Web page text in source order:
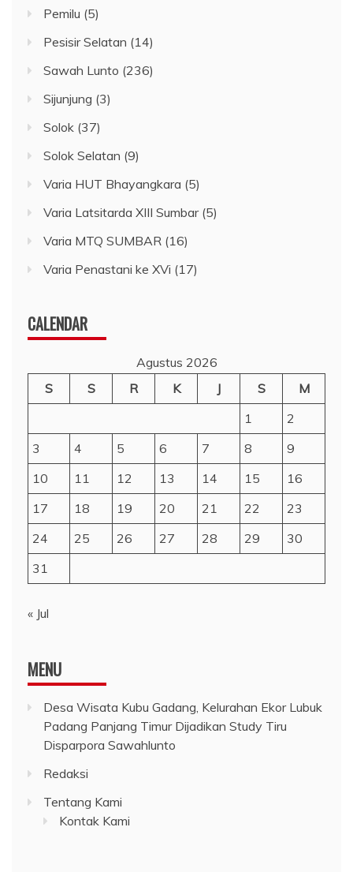
Pemilu (5)
Pesisir Selatan (14)
Sawah Lunto (236)
Sijunjung (3)
Solok (37)
Solok Selatan (9)
Varia HUT Bhayangkara (5)
Varia Latsitarda XIII Sumbar(5)
Varia MTQ SUMBAR (16)
Varia Penastani ke XVi (17)
CALENDAR
Agustus 2026
S
S R K J S
M
1
2
3
4 5 6 7 8
9
10
11 12 13 14 15
16
17
18 19 20 21 22
23
24
25 26 27 28 29
30
31
« Jul
MENU
Desa Wisata Kubu Gadang, Kelurahan Ekor Lubuk
Padang Panjang Timur Dijadikan Study Tiru
Disparpora Sawahlunto
Redaksi
Tentang Kami
Kontak Kami